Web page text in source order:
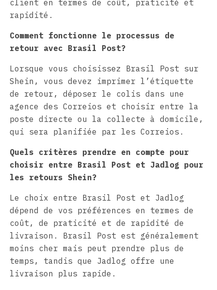
client en termes de coût, praticité et
rapidité.
Comment fonctionne le processus de
retour avec Brasil Post?
Lorsque vous choisissez Brasil Post sur
Shein, vous devez imprimer l’étiquette
de retour, déposer le colis dans une
agence des Correios et choisir entre la
poste directe ou la collecte à domicile,
qui sera planifiée par les Correios.
Quels critères prendre en compte pour
choisir entre Brasil Post et Jadlog pour
les retours Shein?
Le choix entre Brasil Post et Jadlog
dépend de vos préférences en termes de
coût, de praticité et de rapidité de
livraison. Brasil Post est généralement
moins cher mais peut prendre plus de
temps, tandis que Jadlog offre une
livraison plus rapide.